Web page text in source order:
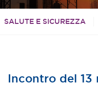
SALUTE E SICUREZZA
Incontro del 13